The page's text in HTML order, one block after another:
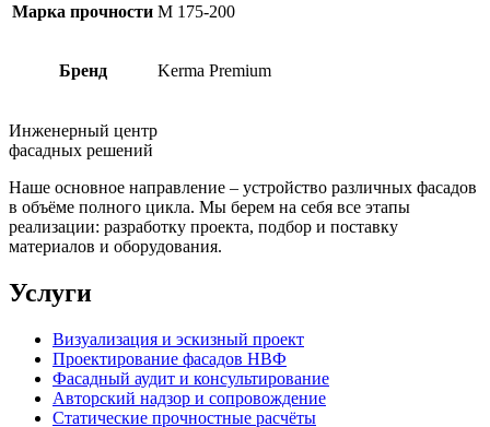
Марка прочности М 175-200
Бренд Kerma Premium
Инженерный центр
фасадных решений
Наше основное направление – устройство различных фасадов
в объёме полного цикла. Мы берем на себя все этапы
реализации: разработку проекта, подбор и поставку
материалов и оборудования.
Услуги
Визуализация и эскизный проект
Проектирование фасадов НВФ
Фасадный аудит и консультирование
Авторский надзор и сопровождение
Статические прочностные расчёты